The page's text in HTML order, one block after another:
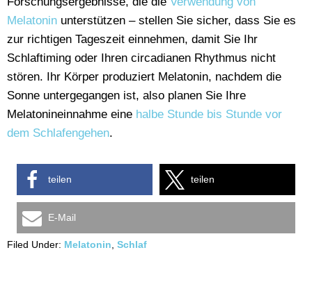
Melatonin unterstützen – stellen Sie sicher, dass Sie es
zur richtigen Tageszeit einnehmen, damit Sie Ihr
Schlaftiming oder Ihren circadianen Rhythmus nicht
stören. Ihr Körper produziert Melatonin, nachdem die
Sonne untergegangen ist, also planen Sie Ihre
Melatonineinnahme eine halbe Stunde bis Stunde vor
dem Schlafengehen.
teilen teilen
E-Mail
Filed Under: Melatonin Schlaf